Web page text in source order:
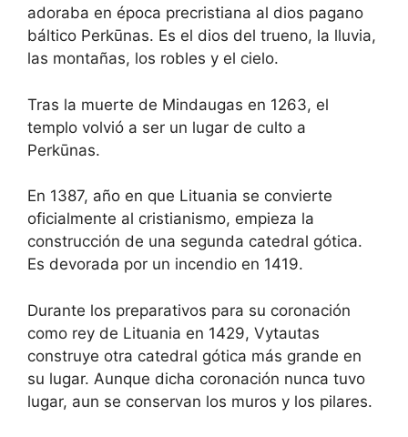
adoraba en época precristiana al dios pagano
báltico Perkūnas. Es el dios del trueno, la lluvia,
las montañas, los robles y el cielo.
Tras la muerte de Mindaugas en 1263, el
templo volvió a ser un lugar de culto a
Perkūnas.
En 1387, año en que Lituania se convierte
oficialmente al cristianismo, empieza la
construcción de una segunda catedral gótica.
Es devorada por un incendio en 1419.
Durante los preparativos para su coronación
como rey de Lituania en 1429, Vytautas
construye otra catedral gótica más grande en
su lugar. Aunque dicha coronación nunca tuvo
lugar, aun se conservan los muros y los pilares.